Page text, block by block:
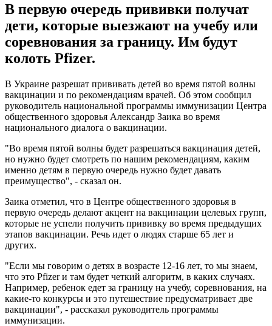
В первую очередь прививки получат
дети, которые выезжают на учебу или
соревнования за границу. Им будут
колоть Pfizer.
В Украине разрешат прививать детей во время пятой волны
вакцинации и по рекомендациям врачей. Об этом сообщил
руководитель национальной программы иммунизации Центра
общественного здоровья Александр Заика во время
национального диалога о вакцинации.
"Во время пятой волны будет разрешаться вакцинация детей,
но нужно будет смотреть по нашим рекомендациям, каким
именно детям в первую очередь нужно будет давать
преимущество", - сказал он.
Заика отметил, что в Центре общественного здоровья в
первую очередь делают акцент на вакцинации целевых групп,
которые не успели получить прививку во время предыдущих
этапов вакцинации. Речь идет о людях старше 65 лет и
других.
"Если мы говорим о детях в возрасте 12-16 лет, то мы знаем,
что это Pfizer и там будет четкий алгоритм, в каких случаях.
Например, ребенок едет за границу на учебу, соревнования, на
какие-то конкурсы и это путешествие предусматривает две
вакцинации", - рассказал руководитель программы
иммунизации.